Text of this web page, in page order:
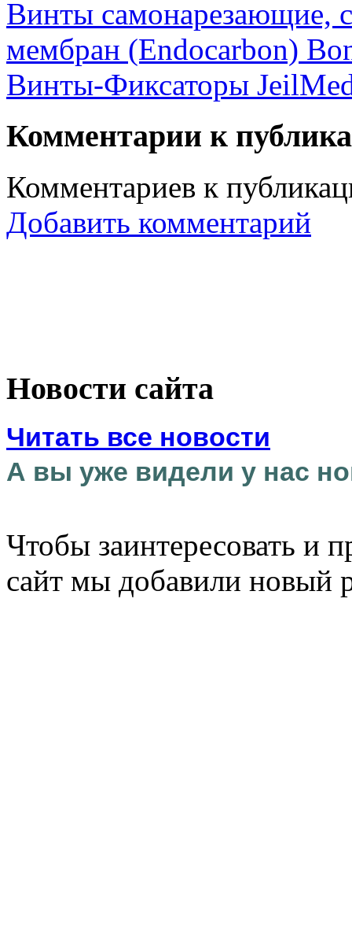
Винты самонарезающие,
мембран (Endocarbon)
Винты-Фиксаторы
Комментарии к
Комментариев к
Добавить комментарий
Новости сайта
Читать все новости
А вы уже видели у нас
Чтобы заинтересовать и
сайт мы добавили новый